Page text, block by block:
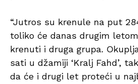
“Jutros su krenule na put
toliko će danas drugim
krenuti i druga grupa.
sati u džamiji ‘Kralj Fahd’,
da će i drugi let proteći u